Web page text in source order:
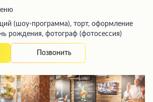
(шоу-программа), торт, оформление
рождения, фотограф (фотосессия)
Позвонить